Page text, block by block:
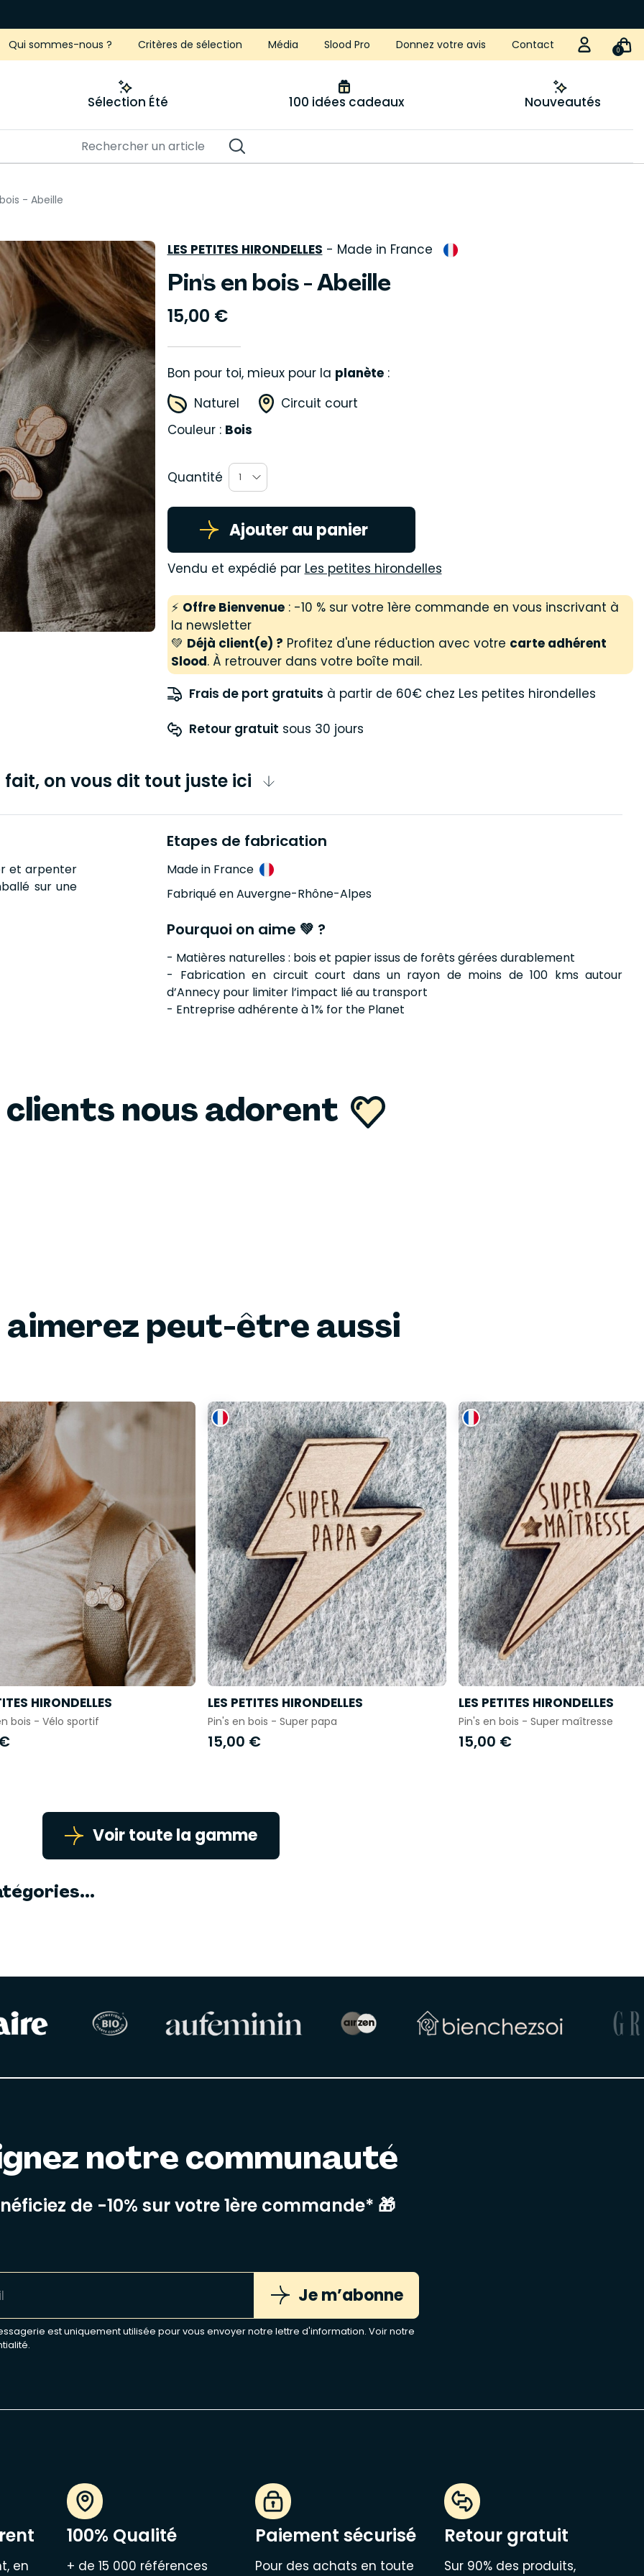
Qui sommes-nous ? Critères de sélection Média Slood Pro Donnez votre avis Contact 0
Sélection Été 100 idées cadeaux Nouveautés
- Abeille
LES PETITES HIRONDELLES - Made in France
Pin's en bois - Abeille
15,00 €
Bon pour toi, mieux pour la planète:
Naturel
Circuit court
Couleur : Bois
Quantité 1
Ajouter au panier
Vendu et expédié par Les petites hirondelles
⚡ Offre Bienvenue: -10 % sur votre 1ère commande en vous inscrivant à
la newsletter
💚 Déjà client(e) ? Profitez d'une réduction avec votre carte adhérent
Slood. À retrouver dans votre boîte mail.
Frais de port gratuits à partir de 60€ chez Les petites hirondelles
Retour gratuit sous 30 jours
fait, on vous dit tout juste ici
et arpenter
sur une
Etapes de fabrication
Made in France
Fabriqué en Auvergne-Rhône-Alpes
Pourquoi on aime 💚 ?
- Matières naturelles : bois et papier issus de forêts gérées durablement
- Fabrication en circuit court dans un rayon de moins de 100 kms autour
d’Annecy pour limiter l’impact lié au transport
- Entreprise adhérente à 1% for the Planet
clients nous adorent
aimerez peut-être aussi
HIRONDELLES
bois - Vélo sportif
LES PETITES HIRONDELLES
Pin's en bois - Super papa
15,00 €
LES PETITES HIRONDELLES
Pin's en bois - Super maîtresse
15,00 €
Voir toute la gamme
notre communauté
de -10% sur votre 1ère commande* 🎁
Je m’abonne
est uniquement utilisée pour vous envoyer notre lettre d'information. Voir notre
.
en
100% Qualité
+ de 15 000 références
Paiement sécurisé
Pour des achats en toute
Retour gratuit
Sur 90% des produits,